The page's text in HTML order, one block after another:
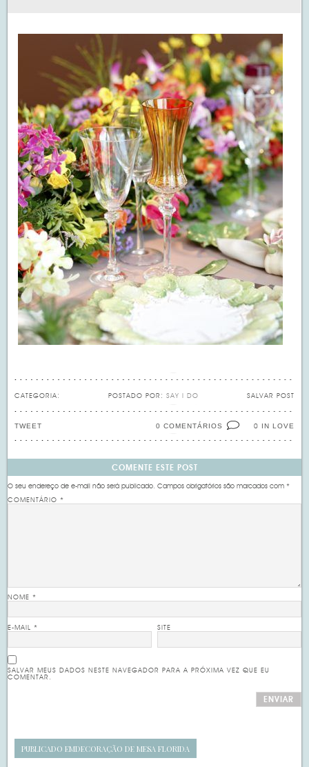
CATEGORIA: SALVAR POST
POSTADO POR: SAY I DO
0 IN LOVE
0 COMENTÁRIOS
TWEET
COMENTE ESTE POST
O seu endereço de e-mail não será publicado. Campos obrigatórios são marcados com*
COMENTÁRIO*
NOME*
E-MAIL* SITE
SALVAR MEUS DADOS NESTE NAVEGADOR PARA A PRÓXIMA VEZ QUE EU
COMENTAR.
PUBLICADO EMDECORAÇÃO DE MESA FLORIDA